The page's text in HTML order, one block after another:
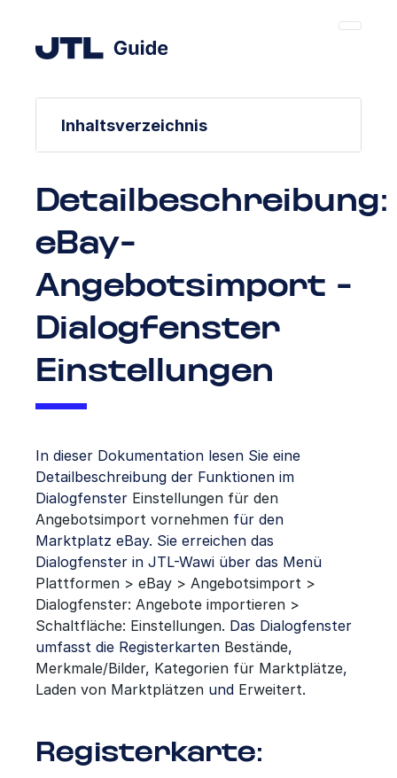
Inhaltsverzeichnis
Detailbeschreibung:
eBay-
Angebotsimport -
Dialogfenster
Einstellungen
In dieser Dokumentation lesen Sie eine
Detailbeschreibung der Funktionen im
Dialogfenster Einstellungen für den
Angebotsimport vornehmen für den
Marktplatz eBay. Sie erreichen das
Dialogfenster in JTL-Wawi über das Menü
Plattformen > eBay > Angebotsimport >
Dialogfenster: Angebote importieren >
Schaltfläche: Einstellungen. Das Dialogfenster
umfasst die Registerkarten Bestände,
Merkmale/Bilder, Kategorien für Marktplätze,
Laden von Marktplätzen und Erweitert.
Registerkarte: